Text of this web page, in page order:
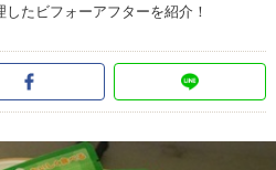
たビフォーアフターを紹介！